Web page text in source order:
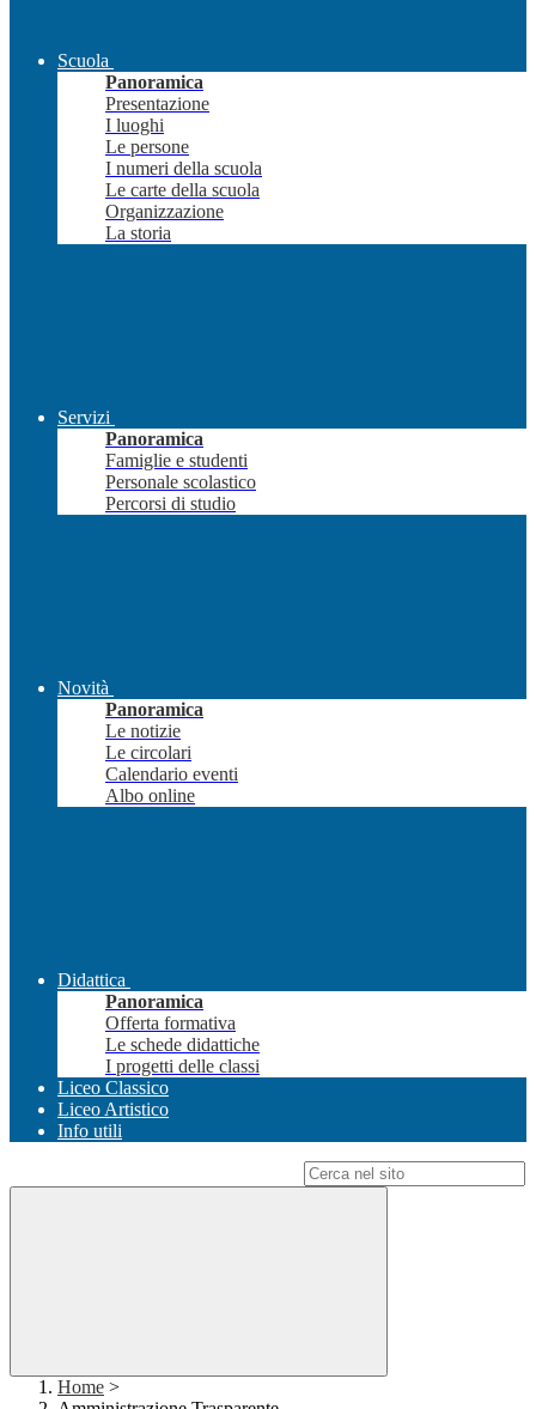
Scuola
Panoramica
Presentazione
I luoghi
Le persone
I numeri della scuola
Le carte della scuola
Organizzazione
La storia
Servizi
Panoramica
Famiglie e studenti
Personale scolastico
Percorsi di studio
Novità
Panoramica
Le notizie
Le circolari
Calendario eventi
Albo online
Didattica
Panoramica
Offerta formativa
Le schede didattiche
I progetti delle classi
Liceo Classico
Liceo Artistico
Info utili
Home >